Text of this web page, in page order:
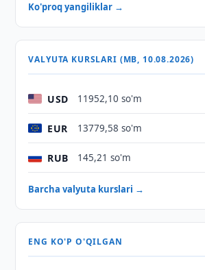
Ko'proq yangiliklar →
VALYUTA KURSLARI (MB, 10.08.2026)
USD 11952,10 so'm
EUR 13779,58 so'm
RUB 145,21 so'm
Barcha valyuta kurslari →
ENG KO'P O'QILGAN